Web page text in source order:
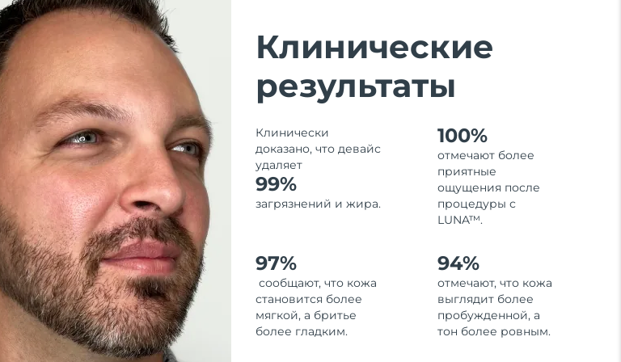
Клинические
результаты
Клинически
доказано, что девайс
удаляет
99%
загрязнений и жира.
100%
отмечают более
приятные
ощущения после
процедуры с
LUNA™.
97%
сообщают, что кожа
становится более
мягкой, а бритье
более гладким.
94%
отмечают, что кожа
выглядит более
пробужденной, а
тон более ровным.